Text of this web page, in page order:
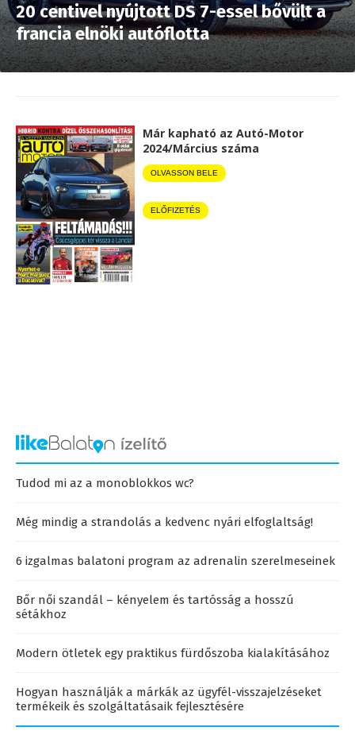
20 centivel nyújtott DS 7-essel bővült a
francia elnöki autóflotta
Már kapható az Autó-Motor
2024/Március száma
OLVASSON BELE
ELŐFIZETÉS
Tudod mi az a monoblokkos wc?
Még mindig a strandolás a kedvenc nyári elfoglaltság!
6 izgalmas balatoni program az adrenalin szerelmeseinek
Bőr női szandál – kényelem és tartósság a hosszú
sétákhoz
Modern ötletek egy praktikus fürdőszoba kialakításához
Hogyan használják a márkák az ügyfél-visszajelzéseket
termékeik és szolgáltatásaik fejlesztésére